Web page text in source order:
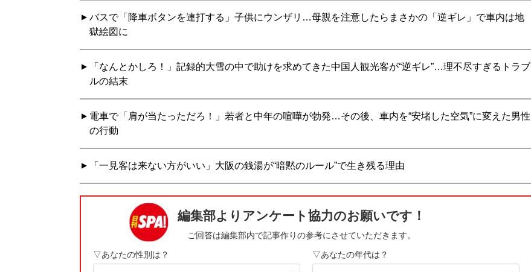
バスで「降車ボタンを連打する」子供にウンザリ…母親を注意したらまさかの「逆ギレ」で車内は地
獄絵図に
「なんとかしろ！」記録的大雪の中で助けを求めてきた中国人観光客が“逆ギレ”…理不尽すぎるトラブ
ルの結末
電車で「肩が当たっただろ！」若者と中年の喧嘩が勃発…その後、車内を“安堵した空気”に変えた男性
の行動
「一見客は来ない方がいい」大阪の銭湯が“暗黙のルール”で生き残る理由